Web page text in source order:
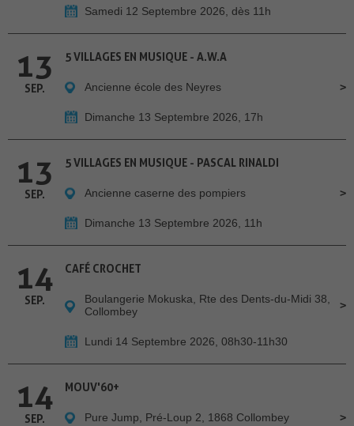
Samedi 12 Septembre 2026, dès 11h
13
SEP.
5 VILLAGES EN MUSIQUE - A.W.A
Ancienne école des Neyres
Dimanche 13 Septembre 2026, 17h
13
SEP.
5 VILLAGES EN MUSIQUE - PASCAL RINALDI
Ancienne caserne des pompiers
Dimanche 13 Septembre 2026, 11h
14
SEP.
CAFÉ CROCHET
Boulangerie Mokuska, Rte des Dents-du-Midi 38,
Collombey
Lundi 14 Septembre 2026, 08h30-11h30
14
SEP.
MOUV'60+
Pure Jump, Pré-Loup 2, 1868 Collombey